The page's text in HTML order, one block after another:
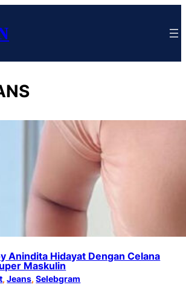
Anindita Hidayat Dengan Celana
Maskulin
, Jeans, Selebgram